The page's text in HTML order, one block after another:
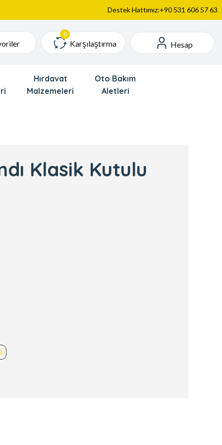
Destek Hattımız:+90 531 606 57 63
Karşılaştırma Hesap
Hırdavat
Malzemeleri
Oto Bakım
Aletleri
Klasik Kutulu